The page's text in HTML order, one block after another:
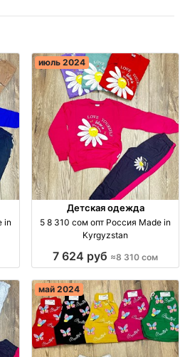
июль 2024
Детская одежда
5 8 310 сом опт Россия Made in
Kyrgyzstan
7 624 руб ≈8 310 сом
май 2024